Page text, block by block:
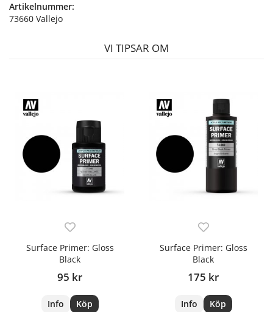
Artikelnummer:
73660 Vallejo
VI TIPSAR OM
Surface Primer: Gloss
Black
95 kr
Info Köp
Surface Primer: Gloss
Black
175 kr
Info Köp